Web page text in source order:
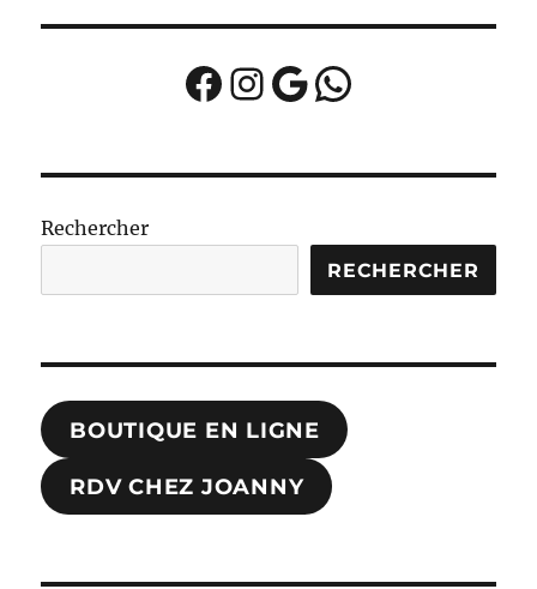
Facebook
Instagram
Google
WhatsApp
Rechercher
RECHERCHER
BOUTIQUE EN LIGNE
RDV CHEZ JOANNY